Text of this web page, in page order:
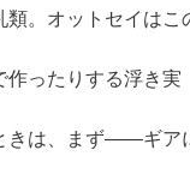
。オットセイはこ
作ったりする浮き実
きは、まず――ギア